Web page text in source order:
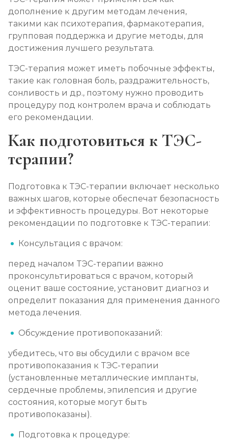
дополнение к другим методам лечения,
такими как психотерапия, фармакотерапия,
групповая поддержка и другие методы, для
достижения лучшего результата.
ТЭС-терапия может иметь побочные эффекты,
такие как головная боль, раздражительность,
сонливость и др., поэтому нужно проводить
процедуру под контролем врача и соблюдать
его рекомендации.
Как подготовиться к ТЭС-
терапии?
Подготовка к ТЭС-терапии включает несколько
важных шагов, которые обеспечат безопасность
и эффективность процедуры. Вот некоторые
рекомендации по подготовке к ТЭС-терапии:
Консультация с врачом:
перед началом ТЭС-терапии важно
проконсультироваться с врачом, который
оценит ваше состояние, установит диагноз и
определит показания для применения данного
метода лечения.
Обсуждение противопоказаний:
убедитесь, что вы обсудили с врачом все
противопоказания к ТЭС-терапии
(установленные металлические импланты,
сердечные проблемы, эпилепсия и другие
состояния, которые могут быть
противопоказаны).
Подготовка к процедуре: